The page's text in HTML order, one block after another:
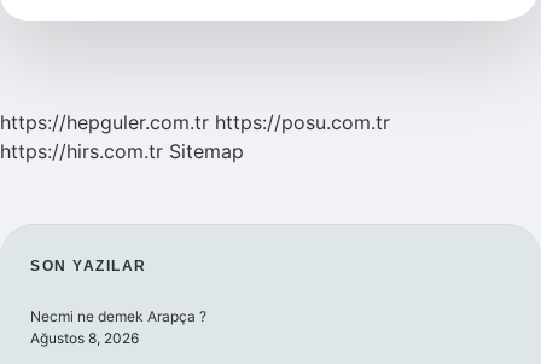
Demek
https://hepguler.com.tr https://posu.com.tr
https://hirs.com.tr Sitemap
SIDEBAR
SON YAZILAR
Necmi ne demek Arapça ?
Ağustos 8, 2026